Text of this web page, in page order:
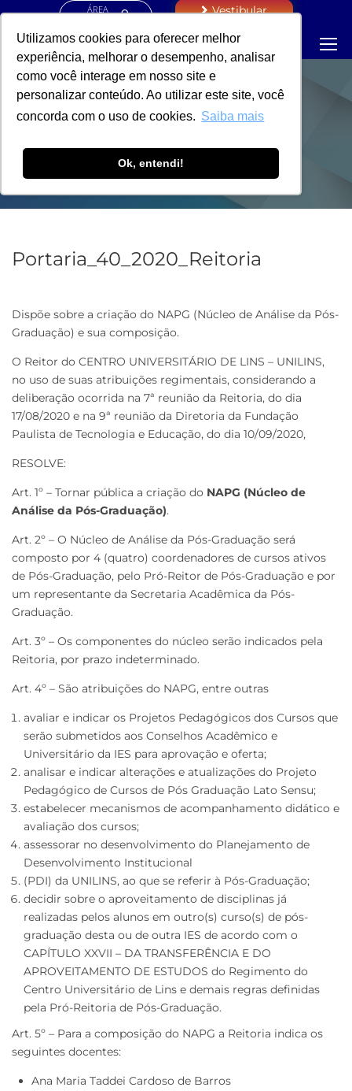
Utilizamos cookies para oferecer melhor
experiência, melhorar o desempenho, analisar
como você interage em nosso site e
personalizar conteúdo. Ao utilizar este site, você
concorda com o uso de cookies. Saiba mais
Ok, entendi!
ÁREA
Vestibular
PORTARIA -
REITORIA
Portaria_40_2020_Reitoria
Dispõe sobre a criação do NAPG (Núcleo de Análise da Pós-
Graduação) e sua composição.
O Reitor do CENTRO UNIVERSITÁRIO DE LINS – UNILINS,
no uso de suas atribuições regimentais, considerando a
deliberação ocorrida na 7ª reunião da Reitoria, do dia
17/08/2020 e na 9ª reunião da Diretoria da Fundação
Paulista de Tecnologia e Educação, do dia 10/09/2020,
RESOLVE:
Art. 1º – Tornar pública a criação do NAPG (Núcleo de
Análise da Pós-Graduação).
Art. 2º – O Núcleo de Análise da Pós-Graduação será
composto por 4 (quatro) coordenadores de cursos ativos
de Pós-Graduação, pelo Pró-Reitor de Pós-Graduação e por
um representante da Secretaria Acadêmica da Pós-
Graduação.
Art. 3º – Os componentes do núcleo serão indicados pela
Reitoria, por prazo indeterminado.
Art. 4º – São atribuições do NAPG, entre outras
avaliar e indicar os Projetos Pedagógicos dos Cursos que
serão submetidos aos Conselhos Acadêmico e
Universitário da IES para aprovação e oferta;
analisar e indicar alterações e atualizações do Projeto
Pedagógico de Cursos de Pós Graduação Lato Sensu;
estabelecer mecanismos de acompanhamento didático e
avaliação dos cursos;
assessorar no desenvolvimento do Planejamento de
Desenvolvimento Institucional
(PDI) da UNILINS, ao que se referir à Pós-Graduação;
decidir sobre o aproveitamento de disciplinas já
realizadas pelos alunos em outro(s) curso(s) de pós-
graduação desta ou de outra IES de acordo com o
CAPÍTULO XXVII – DA TRANSFERÊNCIA E DO
APROVEITAMENTO DE ESTUDOS do Regimento do
Centro Universitário de Lins e demais regras definidas
pela Pró-Reitoria de Pós-Graduação.
Art. 5º – Para a composição do NAPG a Reitoria indica os
seguintes docentes:
Ana Maria Taddei Cardoso de Barros